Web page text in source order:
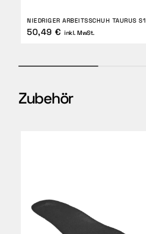
NIEDRIGER ARBEITSSCHUH TAURUS S1
50,49 € inkl. MwSt.
Zubehör